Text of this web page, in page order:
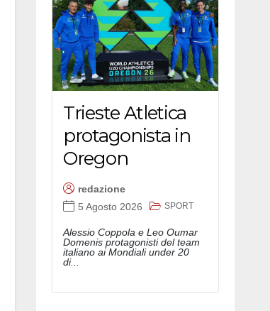
Trieste Atletica
protagonista in
Oregon
redazione
5 Agosto 2026
SPORT
Alessio Coppola e Leo Oumar
Domenis protagonisti del team
italiano ai Mondiali under 20
di...